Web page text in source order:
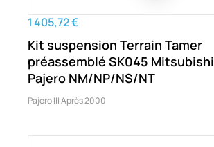
1 405,72 €
Kit suspension Terrain Tamer
préassemblé SK045 Mitsubishi
Pajero NM/NP/NS/NT
Pajero III Après 2000